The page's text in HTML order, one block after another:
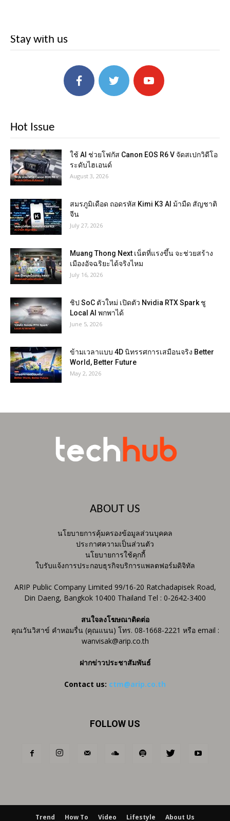
Stay with us
Hot Issue
ใช้ AI ช่วยโฟกัส Canon EOS R6 V จัดสเปกวิดีโอ
ระดับไฮเอนด์
August 3, 2026
สมรภูมิเดือด ถอดรหัส Kimi K3 AI ม้ามืด สัญชาติ
จีน
July 27, 2026
Muang Thong Next เน็ตที่แรงขึ้น จะช่วยสร้าง
เมืองอัจฉริยะได้จริงไหม
July 16, 2026
ชิป SoC ตัวใหม่ เปิดตัว Nvidia RTX Spark ชู
Local AI พกพาได้
June 5, 2026
ข้ามเวลาแบบ 4D นิทรรศการเสมือนจริง Better
World, Better Future
May 2, 2026
ABOUT US
นโยบายการคุ้มครองข้อมูลส่วนบุคคล
ประกาศความเป็นส่วนตัว
นโยบายการใช้คุกกี้
ใบรับแจ้งการประกอบธุรกิจบริการแพลตฟอร์มดิจิทัล
ARIP Public Company Limited 99/16-20 Ratchadapisek Road,
Din Daeng, Bangkok 10400 Thailand Tel : 0-2642-3400
สนใจลงโฆษณาติดต่อ
คุณวันวิสาข์ คำหอมรื่น (คุณแนน) โทร. 08-1668-2221 หรือ email :
wanvisak@arip.co.th
ฝากข่าวประชาสัมพันธ์
Contact us: ctm@arip.co.th
FOLLOW US
Trend How To Video Lifestyle About Us